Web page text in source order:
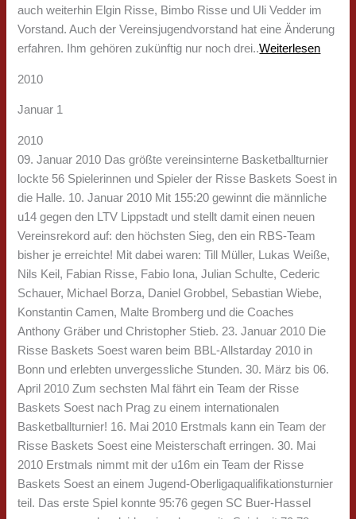
auch weiterhin Elgin Risse, Bimbo Risse und Uli Vedder im
Vorstand. Auch der Vereinsjugendvorstand hat eine Änderung
erfahren. Ihm gehören zukünftig nur noch drei..Weiterlesen
2010
Januar 1
2010
09. Januar 2010 Das größte vereinsinterne Basketballturnier
lockte 56 Spielerinnen und Spieler der Risse Baskets Soest in
die Halle. 10. Januar 2010 Mit 155:20 gewinnt die männliche
u14 gegen den LTV Lippstadt und stellt damit einen neuen
Vereinsrekord auf: den höchsten Sieg, den ein RBS-Team
bisher je erreichte! Mit dabei waren: Till Müller, Lukas Weiße,
Nils Keil, Fabian Risse, Fabio Iona, Julian Schulte, Cederic
Schauer, Michael Borza, Daniel Grobbel, Sebastian Wiebe,
Konstantin Camen, Malte Bromberg und die Coaches
Anthony Gräber und Christopher Stieb. 23. Januar 2010 Die
Risse Baskets Soest waren beim BBL-Allstarday 2010 in
Bonn und erlebten unvergessliche Stunden. 30. März bis 06.
April 2010 Zum sechsten Mal fährt ein Team der Risse
Baskets Soest nach Prag zu einem internationalen
Basketballturnier! 16. Mai 2010 Erstmals kann ein Team der
Risse Baskets Soest eine Meisterschaft erringen. 30. Mai
2010 Erstmals nimmt mit der u16m ein Team der Risse
Baskets Soest an einem Jugend-Oberligaqualifikationsturnier
teil. Das erste Spiel konnte 95:76 gegen SC Buer-Hassel